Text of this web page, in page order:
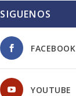
SIGUENOS
FACEBOOK
YOUTUBE